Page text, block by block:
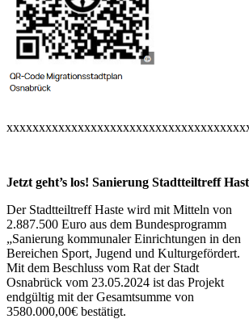
Jetzt geht’s los! Sanierung Stadtteiltreff
Der Stadtteiltreff Haste wird mit Mitteln von
2.887.500 Euro aus dem Bundesprogramm
„Sanierung kommunaler Einrichtungen in den
Bereichen Sport, Jugend und Kulturgefördert.
Mit dem Beschluss vom Rat der Stadt
Osnabrück vom 23.05.2024 ist das Projekt
endgültig mit der Gesamtsumme von
3580.000,00€ bestätigt.